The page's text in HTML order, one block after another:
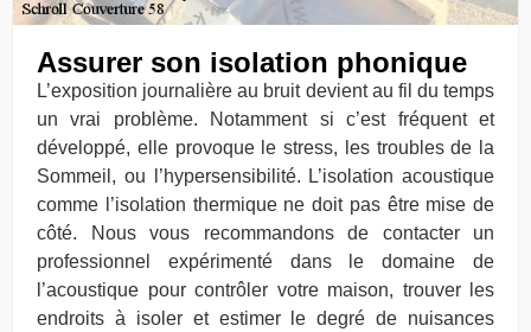
Assurer son isolation phonique
L’exposition journalière au bruit devient au fil du temps
un vrai problème. Notamment si c’est fréquent et
développé, elle provoque le stress, les troubles de la
Sommeil, ou l’hypersensibilité. L’isolation acoustique
comme l’isolation thermique ne doit pas être mise de
côté. Nous vous recommandons de contacter un
professionnel expérimenté dans le domaine de
l’acoustique pour contrôler votre maison, trouver les
endroits à isoler et estimer le degré de nuisances